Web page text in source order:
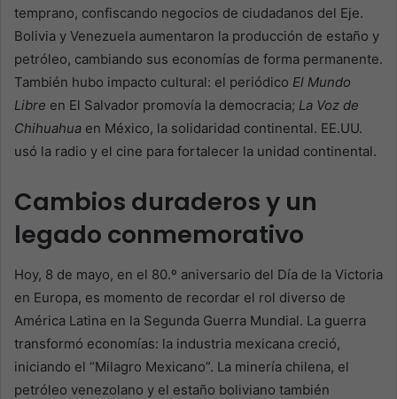
temprano, confiscando negocios de ciudadanos del Eje.
Bolivia y Venezuela aumentaron la producción de estaño y
petróleo, cambiando sus economías de forma permanente.
También hubo impacto cultural: el periódico El Mundo
Libre en El Salvador promovía la democracia; La Voz de
Chihuahua en México, la solidaridad continental. EE.UU.
usó la radio y el cine para fortalecer la unidad continental.
Cambios duraderos y un
legado conmemorativo
Hoy, 8 de mayo, en el 80.º aniversario del Día de la Victoria
en Europa, es momento de recordar el rol diverso de
América Latina en la Segunda Guerra Mundial. La guerra
transformó economías: la industria mexicana creció,
iniciando el “Milagro Mexicano”. La minería chilena, el
petróleo venezolano y el estaño boliviano también